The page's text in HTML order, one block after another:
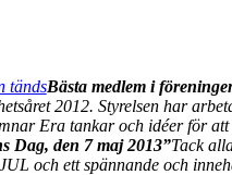
Bästa medlem i
2012. Styrelsen har
Era tankar och idéer för
Dag, den 7 maj 2013”Tack
och ett spännande och